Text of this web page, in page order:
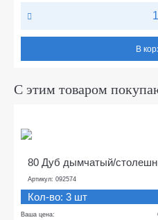
В
С этим товаром
80 Дуб дымчатый/
Артикул: 092574
Кол-во: 3 шт
Ваша цена: